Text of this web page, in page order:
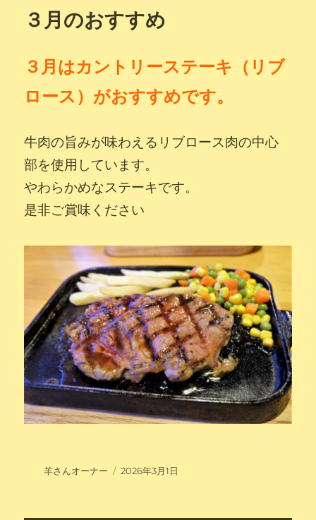
３月のおすすめ
３月はカントリーステーキ（リブ
ロース）がおすすめです。
牛肉の旨みが味わえるリブロース肉の中心
部を使用しています。
やわらかめなステーキです。
是非ご賞味ください
投
羊さんオーナー
投
2026年3月1日